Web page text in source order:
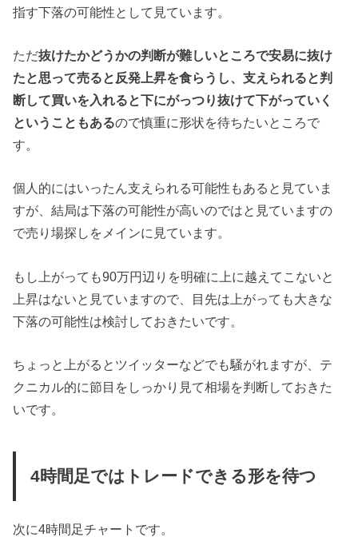
指す下落の可能性として見ています。
ただ抜けたかどうかの判断が難しいところで安易に抜け
たと思って売ると反発上昇を食らうし、支えられると判
断して買いを入れると下にがっつり抜けて下がっていく
ということもあるので慎重に形状を待ちたいところで
す。
個人的にはいったん支えられる可能性もあると見ていま
すが、結局は下落の可能性が高いのではと見ていますの
で売り場探しをメインに見ています。
もし上がっても90万円辺りを明確に上に越えてこないと
上昇はないと見ていますので、目先は上がっても大きな
下落の可能性は検討しておきたいです。
ちょっと上がるとツイッターなどでも騒がれますが、テ
クニカル的に節目をしっかり見て相場を判断しておきた
いです。
4時間足ではトレードできる形を待つ
次に4時間足チャートです。